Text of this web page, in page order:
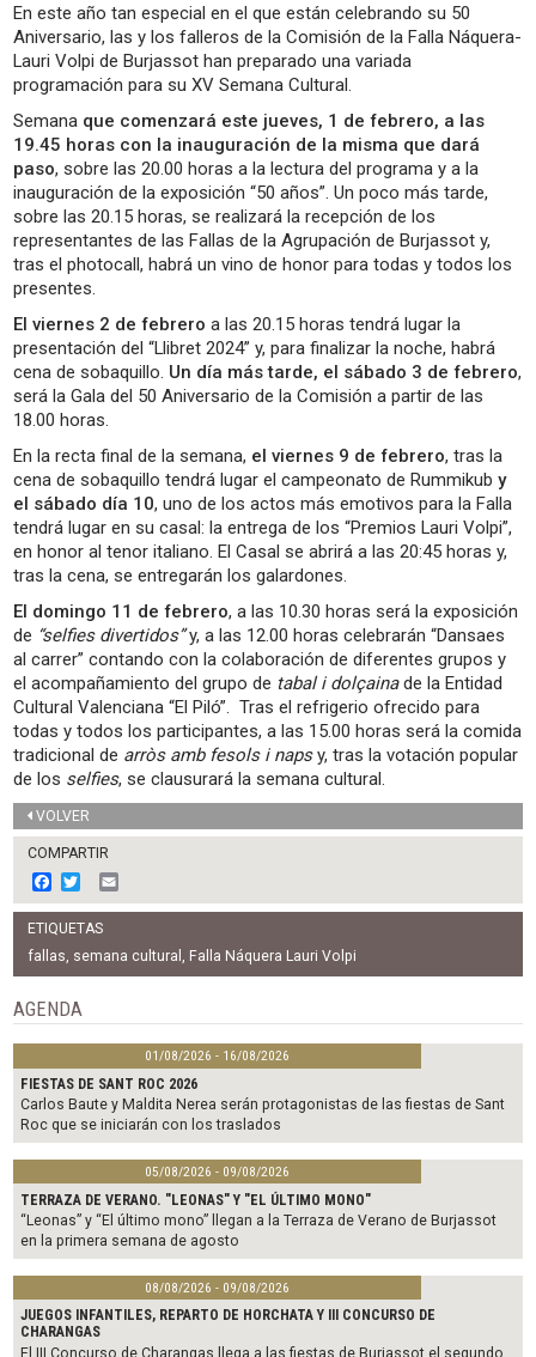
En este año tan especial en el que están celebrando su 50
Aniversario, las y los falleros de la Comisión de la Falla Náquera-
Lauri Volpi de Burjassot han preparado una variada
programación para su XV Semana Cultural.
Semana que comenzará este jueves, 1 de febrero, a las
19.45 horas con la inauguración de la misma que dará
paso, sobre las 20.00 horas a la lectura del programa y a la
inauguración de la exposición “50 años”. Un poco más tarde,
sobre las 20.15 horas, se realizará la recepción de los
representantes de las Fallas de la Agrupación de Burjassot y,
tras el photocall, habrá un vino de honor para todas y todos los
presentes.
El viernes 2 de febrero a las 20.15 horas tendrá lugar la
presentación del “Llibret 2024” y, para finalizar la noche, habrá
cena de sobaquillo. Un día más tarde, el sábado 3 de febrero,
será la Gala del 50 Aniversario de la Comisión a partir de las
18.00 horas.
En la recta final de la semana, el viernes 9 de febrero, tras la
cena de sobaquillo tendrá lugar el campeonato de Rummikuby
el sábado día 10, uno de los actos más emotivos para la Falla
tendrá lugar en su casal: la entrega de los “Premios Lauri Volpi”,
en honor al tenor italiano. El Casal se abrirá a las 20:45 horas y,
tras la cena, se entregarán los galardones.
El domingo 11 de febrero, a las 10.30 horas será la exposición
de “selfies divertidos”y, a las 12.00 horas celebrarán “Dansaes
al carrer” contando con la colaboración de diferentes grupos y
el acompañamiento del grupo de tabal i dolçainade la Entidad
Cultural Valenciana “El Piló”. Tras el refrigerio ofrecido para
todas y todos los participantes, a las 15.00 horas será la comida
tradicional de arròs amb fesols i napsy, tras la votación popular
de los selfies, se clausurará la semana cultural.
VOLVER
COMPARTIR
F
a
c
e
b
o
o
k
w
i
t
t
e
m
a
l
ETIQUETAS
fallas, semana cultural , Falla Náquera Lauri Volpi
AGENDA
01/08/2026 - 16/08/2026
FIESTAS DE SANT ROC 2026
Carlos Baute y Maldita Nerea serán protagonistas de las fiestas de Sant
Roc que se iniciarán con los traslados
05/08/2026 - 09/08/2026
TERRAZA DE VERANO. "LEONAS" Y "EL ÚLTIMO MONO"
“Leonas” y “El último mono” llegan a la Terraza de Verano de Burjassot
en la primera semana de agosto
08/08/2026 - 09/08/2026
JUEGOS INFANTILES, REPARTO DE HORCHATA Y III CONCURSO DE
CHARANGAS
El III Concurso de Charangas llega a las fiestas de Burjassot el segundo